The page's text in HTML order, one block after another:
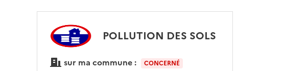
POLLUTION DES SOLS
sur ma commune : CONCERNÉ